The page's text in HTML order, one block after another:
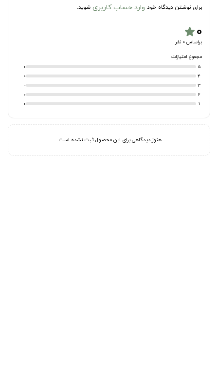
برای نوشتن دیدگاه خود وارد حساب کاربری شوید.
۰star
براساس 0 نفر
مجموع امتیازات
5
0
4
0
3
0
2
0
1
0
هنوز دیدگاهی برای این محصول ثبت نشده است.